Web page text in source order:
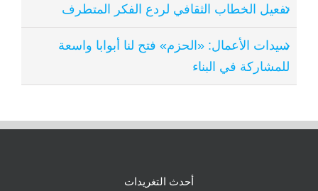
تفعيل الخطاب الثقافي لردع الفكر المتطرف
سيدات الأعمال: «الحزم» فتح لنا أبوابا واسعة
للمشاركة في البناء
أحدث التغريدات